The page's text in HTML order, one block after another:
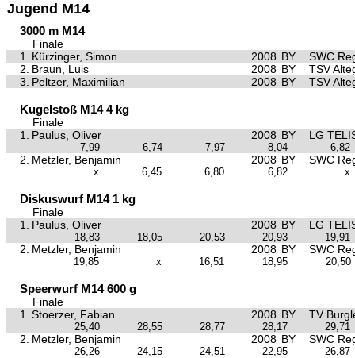
Jugend M14
3000 m M14
Finale
1.
Kürzinger, Simon 2008 BY
SWC
2. Braun, Luis 2008 BY
TSV
3. Peltzer, Maximilian 2008 BY TSV
Kugelstoß M14 4 kg
Finale
1.
Paulus, Oliver 2008 BY LG
7,99 6,74 7,97 8,04 6,82
2. Metzler, Benjamin 2008 BY SWC
x 6,45 6,80 6,82 x
Diskuswurf M14 1 kg
Finale
1.
Paulus, Oliver 2008 BY LG
18,83 18,05 20,53 20,93 19,91
2. Metzler, Benjamin 2008 BY SWC
19,85 x 16,51 18,95 20,50
Speerwurf M14 600 g
Finale
1.
Stoerzer, Fabian 2008 BY TV
25,40 28,55 28,77 28,17 29,71
2. Metzler, Benjamin 2008 BY SWC
26,26 24,15 24,51 22,95 26,87